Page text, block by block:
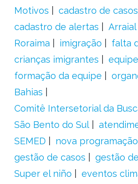
Motivos
cadastro de casos
cadastro de alertas
Roraima
imigração
falta
crianças imigrantes
formação da equipe
Bahias
Comitê Intersetorial da
São Bento do Sul
SEMED
nova programação
gestão de casos
gestão
Super el niño
eventos